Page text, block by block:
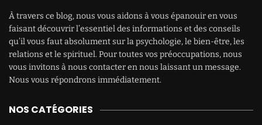
À travers ce blog, nous vous aidons à vous épanouir en vous
faisant découvrir l’essentiel des informations et des conseils
qu’il vous faut absolument sur la psychologie, le bien-être, les
relations et le spirituel. Pour toutes vos préoccupations, nous
vous invitons à nous contacter en nous laissant un message.
Nous vous répondrons immédiatement.
NOS CATÉGORIES